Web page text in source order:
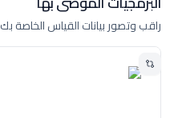
راقب وتصور بيانات القياس الخاصة بك